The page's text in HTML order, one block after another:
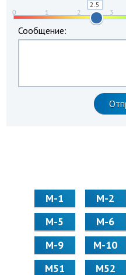
Сообщение:
М-1 М-2
М-5
М-6
М-9
М-10
М51
М52